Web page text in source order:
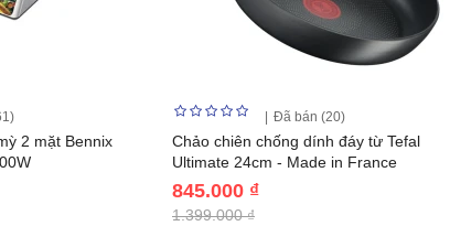
2 mặt Bennix
Đã bán (20)
Chảo chiên chống dính đáy từ Tefal
Ultimate 24cm - Made in France
845.000 ₫
1.399.000 ₫